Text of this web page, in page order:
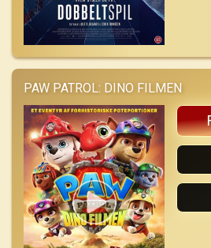
PAW PATROL: DINO FILMEN